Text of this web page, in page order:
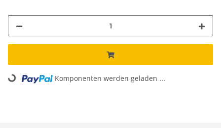
Loading... Komponenten werden geladen ...